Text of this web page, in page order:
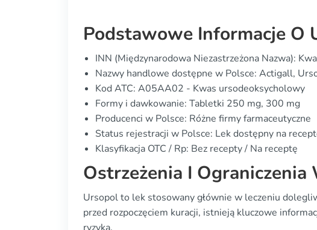
Podstawowe Informacje O
INN (Międzynarodowa Niezastrzeżona Nazwa):
Nazwy handlowe dostępne w Polsce: Actigall,
Kod ATC: A05AA02 - Kwas ursodeoksycholowy
Formy i dawkowanie: Tabletki 250 mg, 300 mg
Producenci w Polsce: Różne firmy farmaceutyczne
Status rejestracji w Polsce: Lek dostępny na
Klasyfikacja OTC / Rp: Bez recepty / Na receptę
Ostrzeżenia I Ograniczenia
Ursopol to lek stosowany głównie w leczeniu
przed rozpoczęciem kuracji, istnieją kluczowe